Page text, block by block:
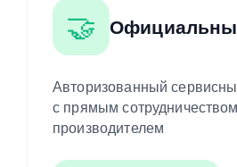
🤝
Авторизованный
с прямым
производителем